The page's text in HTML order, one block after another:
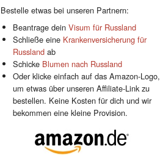
Bestelle etwas bei unseren Partnern:
Beantrage dein Visum für Russland
Schließe eine Krankenversicherung für
Russlandab
Schicke Blumen nach Russland
Oder klicke einfach auf das Amazon-Logo,
um etwas über unseren Affiliate-Link zu
bestellen. Keine Kosten für dich und wir
bekommen eine kleine Provision.